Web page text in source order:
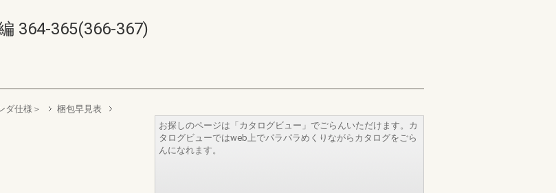
364-365(366-367)
ダ仕様＞ 梱包早見表
お探しのページは「カタログビュー」でごらんいただけます。カ
タログビューではweb上でパラパラめくりながらカタログをごら
んになれます。